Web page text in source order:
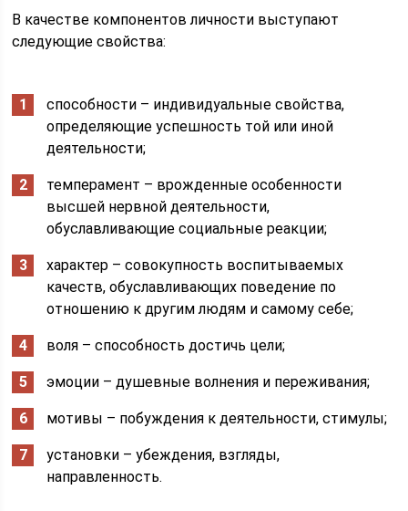
В качестве компонентов личности выступают
следующие свойства:
способности – индивидуальные свойства,
определяющие успешность той или иной
деятельности;
темперамент – врожденные особенности
высшей нервной деятельности,
обуславливающие социальные реакции;
характер – совокупность воспитываемых
качеств, обуславливающих поведение по
отношению к другим людям и самому себе;
воля – способность достичь цели;
эмоции – душевные волнения и переживания;
мотивы – побуждения к деятельности, стимулы;
установки – убеждения, взгляды,
направленность.